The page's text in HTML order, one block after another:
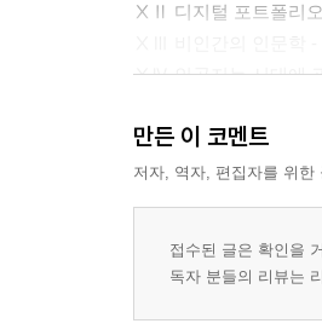
ⅩⅡ 디지털 포트폴리
ⅩⅣ 인공지능 시대에
만든 이 코멘트
저자, 역자, 편집자를 위
접수된 글은 확인을
독자 분들의 리뷰는